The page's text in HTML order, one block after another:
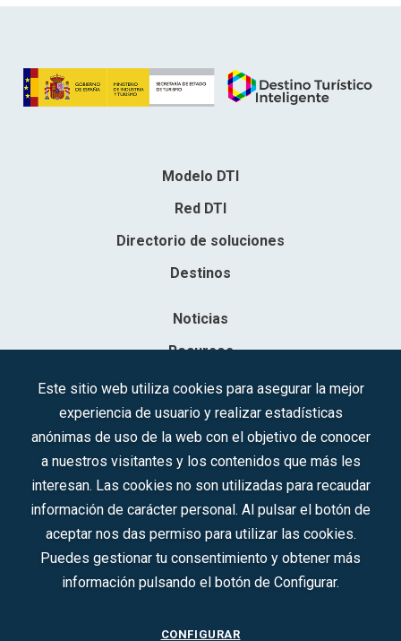
Modelo DTI
Red DTI
Directorio de soluciones
Destinos
Noticias
Recursos
Contacto
Sociedad Mercantil Estatal para la Gestión de la Innovación y las
Síguenos en redes sociales:
CONTACTO
Este sitio web utiliza cookies para asegurar la mejor
experiencia de usuario y realizar estadísticas
anónimas de uso de la web con el objetivo de conocer
a nuestros visitantes y los contenidos que más les
interesan. Las cookies no son utilizadas para recaudar
información de carácter personal. Al pulsar el botón de
aceptar nos das permiso para utilizar las cookies.
Puedes gestionar tu consentimiento y obtener más
información pulsando el botón de Configurar.
CONFIGURAR